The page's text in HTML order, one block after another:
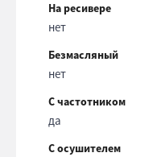
На ресивере
нет
Безмасляный
нет
С частотником
да
С осушителем